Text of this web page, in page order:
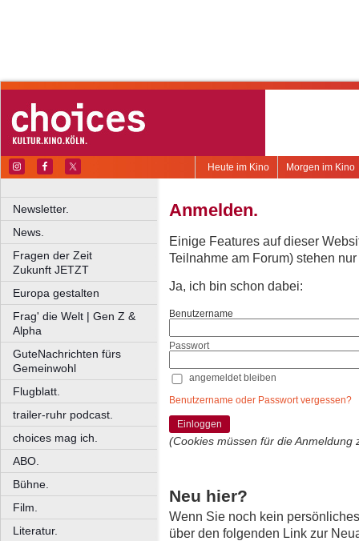
Morgen im Kino
Heute im Kino
Newsletter.
News.
Fragen der Zeit
Zukunft JETZT
Europa gestalten
Frag' die Welt | Gen Z &
Alpha
GuteNachrichten fürs
Gemeinwohl
Flugblatt.
trailer-ruhr podcast.
choices mag ich.
ABO.
Bühne.
Film.
Literatur.
Anmelden.
Einige Features auf dieser
Teilnahme am Forum) stehen
Ja, ich bin schon dabei:
Benutzername
Passwort
angemeldet bleiben
Benutzername oder Passwort vergessen?
Einloggen
(Cookies müssen für die Anmeldung
Neu hier?
Wenn Sie noch kein
über den folgenden Link zur